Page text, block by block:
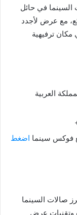
في حائل
مع عرض لأجدد
مكان ترفيهية
العربية
فوكس سينما اضغط
صالات السينما
وتقنيات عرض